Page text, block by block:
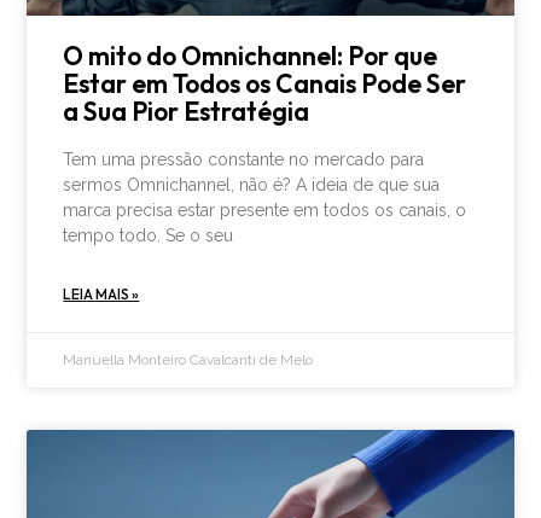
O mito do Omnichannel: Por que
Estar em Todos os Canais Pode Ser
a Sua Pior Estratégia
Tem uma pressão constante no mercado para
sermos Omnichannel, não é? A ideia de que sua
marca precisa estar presente em todos os canais, o
tempo todo. Se o seu
LEIA MAIS »
Manuella Monteiro Cavalcanti de Melo